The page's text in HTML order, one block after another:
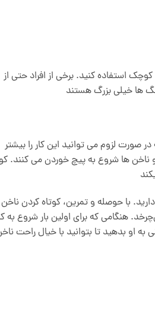
استفاده کنید. برخی از افراد حتی از
ها خیلی بزرگ هستند
صورت لزوم می توانید این کار را بیشتر
ناخن ها شروع به پیچ خوردن می کنند.
با حوصله و تمرین، کوتاه کردن ناخن
هنگامی که برای اولین بار شروع به
او بدهید تا بتوانید با خیال راحت